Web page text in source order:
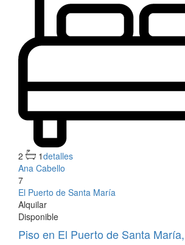
2 1detalles
Ana Cabello
7
El Puerto de Santa María
Alquilar
Disponible
Piso en El Puerto de Santa